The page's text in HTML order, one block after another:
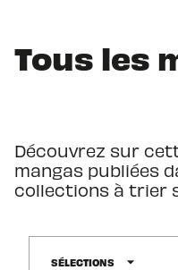
Tous les
Découvrez sur
mangas publiées
collections à trier
SÉLECTIONS arrow_drop_down